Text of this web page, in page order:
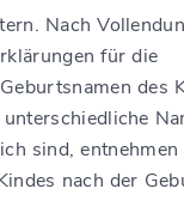
Nach
für die
des
sind, entnehmen
nach der